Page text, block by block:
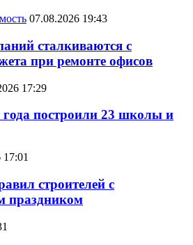
07.08.2026 19:43
сталкиваются с
при ремонте офисов
17:29
построили 23 школы и
строителей с
праздником